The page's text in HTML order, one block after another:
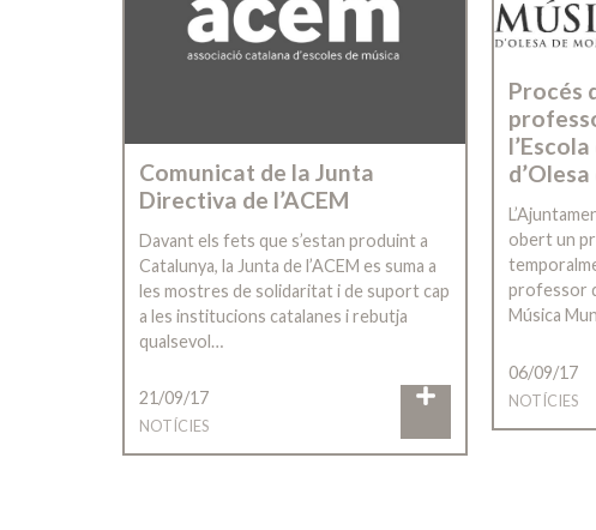
Comunicat de la Junta
Directiva de l’ACEM
Davant els fets que s’estan produint a
Catalunya, la Junta de l’ACEM es suma a
les mostres de solidaritat i de suport cap
a les institucions catalanes i rebutja
qualsevol…
21/09/17
NOTÍCIES
Procés
obert un
professor
Música
06/09/17
NOTÍCIES